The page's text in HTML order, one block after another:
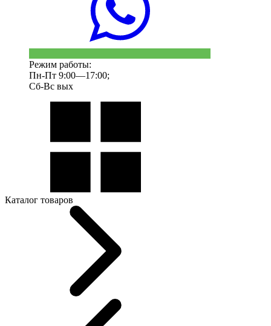
Режим работы:
Пн-Пт 9:00—17:00;
Сб-Вс вых
Каталог товаров